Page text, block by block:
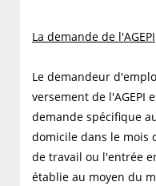
La demande de l'AGEPI
Le demandeur
versement de l'AGEPI
demande spécifique
domicile dans le mois
de travail ou l'entrée
établie au moyen du